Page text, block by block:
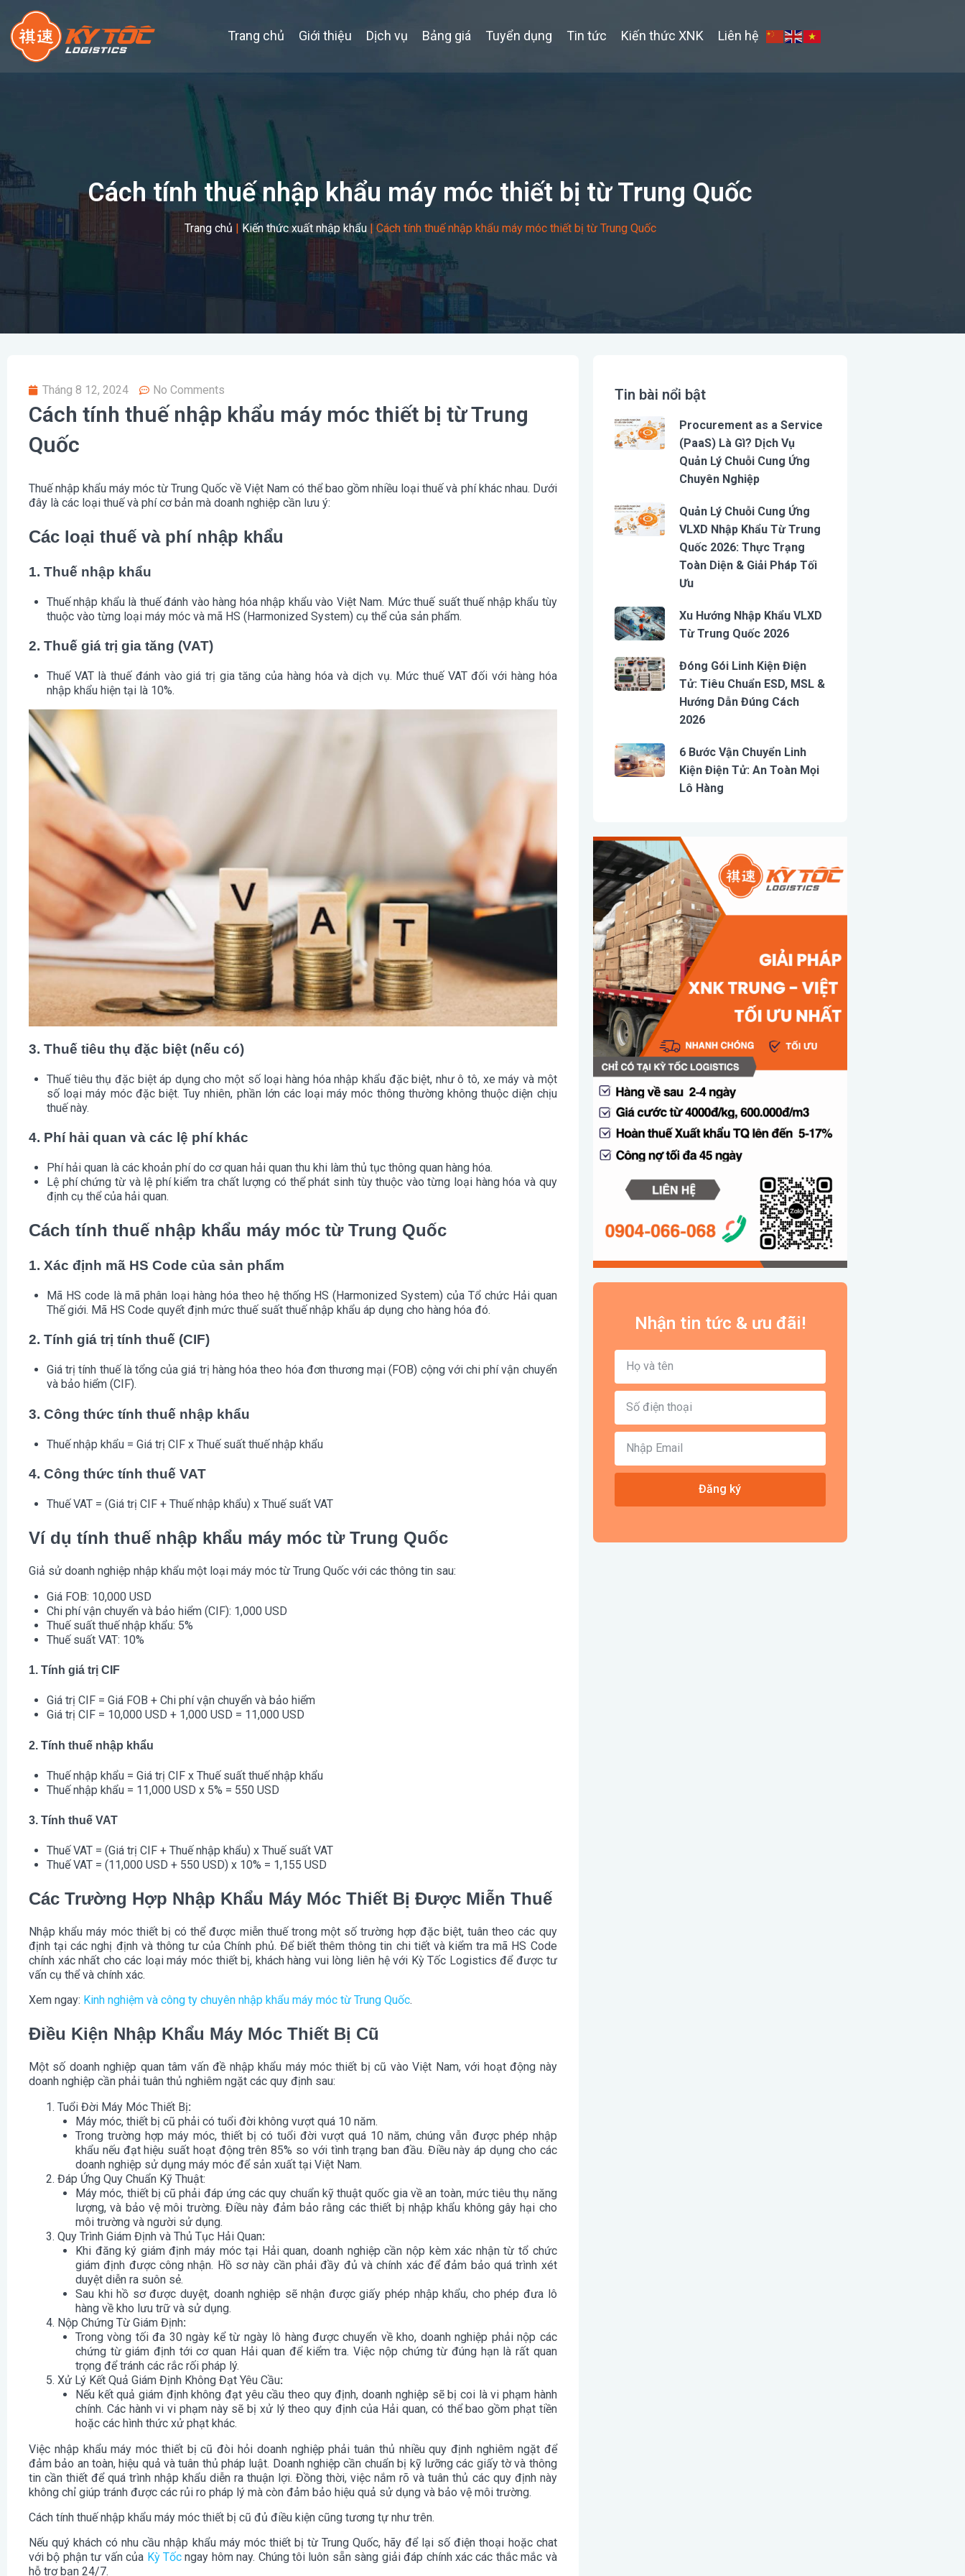
Trang chủ Giới thiệu Dịch vụ Bảng giá Tuyển dụng Tin tức Kiến thức XNK Liên hệ
Cách tính thuế nhập khẩu máy móc thiết bị từ Trung Quốc
Trang chủ |Kiến thức xuất nhập khẩu| Cách tính thuế nhập khẩu máy móc thiết bị từ Trung Quốc
Tháng 8 12, 2024 No Comments
Cách tính thuế nhập khẩu máy móc thiết bị từ Trung
Quốc
Thuế nhập khẩu máy móc từ Trung Quốc về Việt Nam có thể bao gồm nhiều loại thuế và phí khác nhau. Dưới
đây là các loại thuế và phí cơ bản mà doanh nghiệp cần lưu ý:
Các loại thuế và phí nhập khẩu
1. Thuế nhập khẩu
Thuế nhập khẩulà thuế đánh vào hàng hóa nhập khẩu vào Việt Nam. Mức thuế suất thuế nhập khẩu tùy
thuộc vào từng loại máy móc và mã HS (Harmonized System) cụ thể của sản phẩm.
2. Thuế giá trị gia tăng (VAT)
Thuế VATlà thuế đánh vào giá trị gia tăng của hàng hóa và dịch vụ. Mức thuế VAT đối với hàng hóa
nhập khẩu hiện tại là 10%.
3. Thuế tiêu thụ đặc biệt (nếu có)
Thuế tiêu thụ đặc biệtáp dụng cho một số loại hàng hóa nhập khẩu đặc biệt, như ô tô, xe máy và một
số loại máy móc đặc biệt. Tuy nhiên, phần lớn các loại máy móc thông thường không thuộc diện chịu
thuế này.
4. Phí hải quan và các lệ phí khác
Phí hải quan là các khoản phí do cơ quan hải quan thu khi làm thủ tục thông quan hàng hóa.
Lệ phí chứng từvà lệ phí kiểm tra chất lượng có thể phát sinh tùy thuộc vào từng loại hàng hóa và quy
định cụ thể của hải quan.
Cách tính thuế nhập khẩu máy móc từ Trung Quốc
1. Xác định mã HS Code của sản phẩm
Mã HS code là mã phân loại hàng hóa theo hệ thống HS (Harmonized System) của Tổ chức Hải quan
Thế giới. Mã HS Code quyết định mức thuế suất thuế nhập khẩu áp dụng cho hàng hóa đó.
2. Tính giá trị tính thuế (CIF)
Giá trị tính thuế là tổng của giá trị hàng hóa theo hóa đơn thương mại (FOB) cộng với chi phí vận chuyển
và bảo hiểm (CIF).
3. Công thức tính thuế nhập khẩu
Thuế nhập khẩu = Giá trị CIF x Thuế suất thuế nhập khẩu
4. Công thức tính thuế VAT
Thuế VAT = (Giá trị CIF + Thuế nhập khẩu) x Thuế suất VAT
Ví dụ tính thuế nhập khẩu máy móc từ Trung Quốc
Giả sử doanh nghiệp nhập khẩu một loại máy móc từ Trung Quốc với các thông tin sau:
Giá FOB: 10,000 USD
Chi phí vận chuyển và bảo hiểm (CIF): 1,000 USD
Thuế suất thuế nhập khẩu: 5%
Thuế suất VAT: 10%
1. Tính giá trị CIF
Giá trị CIF = Giá FOB + Chi phí vận chuyển và bảo hiểm
Giá trị CIF = 10,000 USD + 1,000 USD = 11,000 USD
2. Tính thuế nhập khẩu
Thuế nhập khẩu = Giá trị CIF x Thuế suất thuế nhập khẩu
Thuế nhập khẩu = 11,000 USD x 5% = 550 USD
3. Tính thuế VAT
Thuế VAT = (Giá trị CIF + Thuế nhập khẩu) x Thuế suất VAT
Thuế VAT = (11,000 USD + 550 USD) x 10% = 1,155 USD
Các Trường Hợp Nhập Khẩu Máy Móc Thiết Bị Được Miễn Thuế
Nhập khẩu máy móc thiết bị có thể được miễn thuế trong một số trường hợp đặc biệt, tuân theo các quy
định tại các nghị định và thông tư của Chính phủ. Để biết thêm thông tin chi tiết và kiểm tra mã HS Code
chính xác nhất cho các loại máy móc thiết bị, khách hàng vui lòng liên hệ với Kỳ Tốc Logistics để được tư
vấn cụ thể và chính xác.
Xem ngay: Kinh nghiệm và công ty chuyên nhập khẩu máy móc từ Trung Quốc.
Điều Kiện Nhập Khẩu Máy Móc Thiết Bị Cũ
Một số doanh nghiệp quan tâm vấn đề nhập khẩu máy móc thiết bị cũ vào Việt Nam, với hoạt động này
doanh nghiệp cần phải tuân thủ nghiêm ngặt các quy định sau:
Tuổi Đời Máy Móc Thiết Bị:
Máy móc, thiết bị cũ phải có tuổi đời không vượt quá 10 năm.
Trong trường hợp máy móc, thiết bị có tuổi đời vượt quá 10 năm, chúng vẫn được phép nhập
khẩu nếu đạt hiệu suất hoạt động trên 85% so với tình trạng ban đầu. Điều này áp dụng cho các
doanh nghiệp sử dụng máy móc để sản xuất tại Việt Nam.
Đáp Ứng Quy Chuẩn Kỹ Thuật:
Máy móc, thiết bị cũ phải đáp ứng các quy chuẩn kỹ thuật quốc gia về an toàn, mức tiêu thụ năng
lượng, và bảo vệ môi trường. Điều này đảm bảo rằng các thiết bị nhập khẩu không gây hại cho
môi trường và người sử dụng.
Quy Trình Giám Định và Thủ Tục Hải Quan:
Khi đăng ký giám định máy móc tại Hải quan, doanh nghiệp cần nộp kèm xác nhận từ tổ chức
giám định được công nhận. Hồ sơ này cần phải đầy đủ và chính xác để đảm bảo quá trình xét
duyệt diễn ra suôn sẻ.
Sau khi hồ sơ được duyệt, doanh nghiệp sẽ nhận được giấy phép nhập khẩu, cho phép đưa lô
hàng về kho lưu trữ và sử dụng.
Nộp Chứng Từ Giám Định:
Trong vòng tối đa 30 ngày kể từ ngày lô hàng được chuyển về kho, doanh nghiệp phải nộp các
chứng từ giám định tới cơ quan Hải quan để kiểm tra. Việc nộp chứng từ đúng hạn là rất quan
trọng để tránh các rắc rối pháp lý.
Xử Lý Kết Quả Giám Định Không Đạt Yêu Cầu:
Nếu kết quả giám định không đạt yêu cầu theo quy định, doanh nghiệp sẽ bị coi là vi phạm hành
chính. Các hành vi vi phạm này sẽ bị xử lý theo quy định của Hải quan, có thể bao gồm phạt tiền
hoặc các hình thức xử phạt khác.
Việc nhập khẩu máy móc thiết bị cũ đòi hỏi doanh nghiệp phải tuân thủ nhiều quy định nghiêm ngặt để
đảm bảo an toàn, hiệu quả và tuân thủ pháp luật. Doanh nghiệp cần chuẩn bị kỹ lưỡng các giấy tờ và thông
tin cần thiết để quá trình nhập khẩu diễn ra thuận lợi. Đồng thời, việc nắm rõ và tuân thủ các quy định này
không chỉ giúp tránh được các rủi ro pháp lý mà còn đảm bảo hiệu quả sử dụng và bảo vệ môi trường.
Cách tính thuế nhập khẩu máy móc thiết bị cũ đủ điều kiện cũng tương tự như trên.
Nếu quý khách có nhu cầu nhập khẩu máy móc thiết bị từ Trung Quốc, hãy để lại số điện thoại hoặc chat
với bộ phận tư vấn của Kỳ Tốcngay hôm nay. Chúng tôi luôn sẵn sàng giải đáp chính xác các thắc mắc và
hỗ trợ bạn 24/7.
Tin bài nổi bật
Procurement as a Service
(PaaS) Là Gì? Dịch Vụ
Quản Lý Chuỗi Cung Ứng
Chuyên Nghiệp
Quản Lý Chuỗi Cung Ứng
VLXD Nhập Khẩu Từ Trung
Quốc 2026: Thực Trạng
Toàn Diện & Giải Pháp Tối
Ưu
Xu Hướng Nhập Khẩu VLXD
Từ Trung Quốc 2026
Đóng Gói Linh Kiện Điện
Tử: Tiêu Chuẩn ESD, MSL &
Hướng Dẫn Đúng Cách
2026
6 Bước Vận Chuyển Linh
Kiện Điện Tử: An Toàn Mọi
Lô Hàng
Nhận tin tức & ưu đãi!
Đăng ký